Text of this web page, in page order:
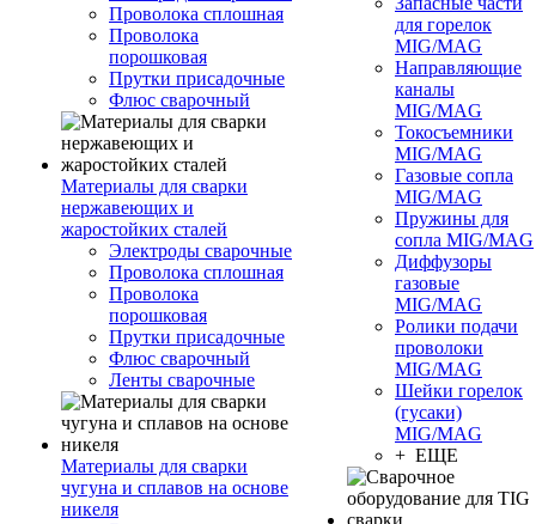
Проволока сплошная
Проволока
порошковая
Прутки присадочные
Флюс сварочный
Материалы для сварки
нержавеющих и
жаростойких сталей
Электроды сварочные
Проволока сплошная
Проволока
порошковая
Прутки присадочные
Флюс сварочный
Ленты сварочные
Материалы для сварки
чугуна и сплавов на основе
никеля
для горелок
MIG/MAG
Направляющие
каналы
MIG/MAG
Токосъемники
MIG/MAG
Газовые сопла
MIG/MAG
Пружины для
сопла MIG/MAG
Диффузоры
газовые
MIG/MAG
Ролики подачи
проволоки
MIG/MAG
Шейки горелок
(гусаки)
MIG/MAG
+ ЕЩЕ